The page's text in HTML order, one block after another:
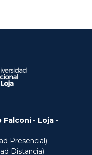
Falconí - Loja -
Presencial)
Distancia)